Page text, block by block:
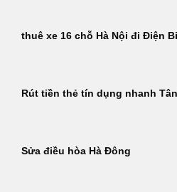
thuê xe 16 chỗ Hà Nội đi Điện
Rút tiền thẻ tín dụng nhanh
Sửa điều hòa Hà Đông